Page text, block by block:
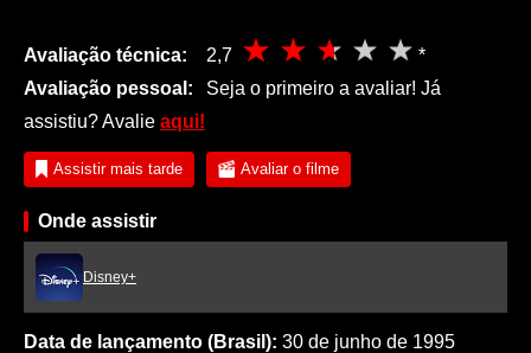
Avaliação técnica: 2,7
*
Avaliação pessoal:
Seja o primeiro a avaliar! Já
assistiu? Avalie aqui!
Assistir mais tarde Avaliar o filme
Onde assistir
Disney+
Data de lançamento (Brasil): 30 de junho de 1995